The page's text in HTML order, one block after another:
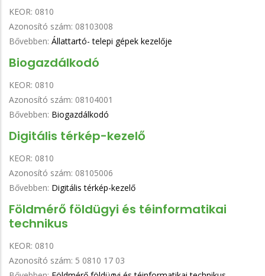
KEOR: 0810
Azonosító szám: 08103008
Bővebben: Állattartó- telepi gépek kezelője
Biogazdálkodó
KEOR: 0810
Azonosító szám: 08104001
Bővebben: Biogazdálkodó
Digitális térkép-kezelő
KEOR: 0810
Azonosító szám: 08105006
Bővebben: Digitális térkép-kezelő
Földmérő földügyi és téinformatikai
technikus
KEOR: 0810
Azonosító szám: 5 0810 17 03